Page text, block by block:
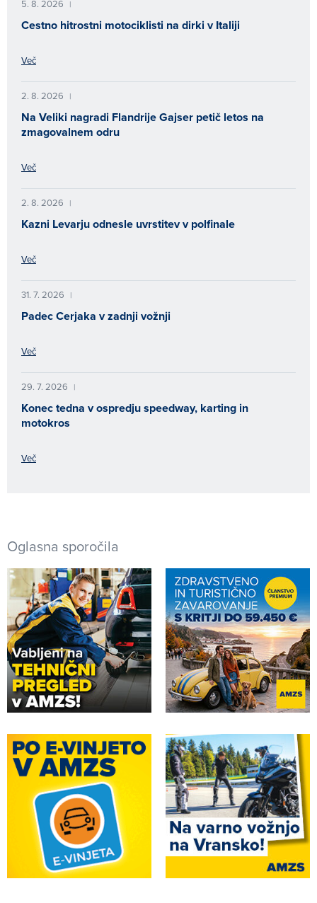
5. 8. 2026 |
Cestno hitrostni motociklisti na dirki v Italiji
Več
2. 8. 2026 |
Na Veliki nagradi Flandrije Gajser petič letos na
zmagovalnem odru
Več
2. 8. 2026 |
Kazni Levarju odnesle uvrstitev v polfinale
Več
31. 7. 2026 |
Padec Cerjaka v zadnji vožnji
Več
29. 7. 2026 |
Konec tedna v ospredju speedway, karting in
motokros
Več
Oglasna sporočila